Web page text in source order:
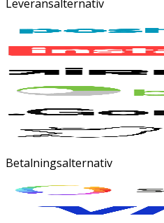
Leveransalternativ
Betalningsalternativ